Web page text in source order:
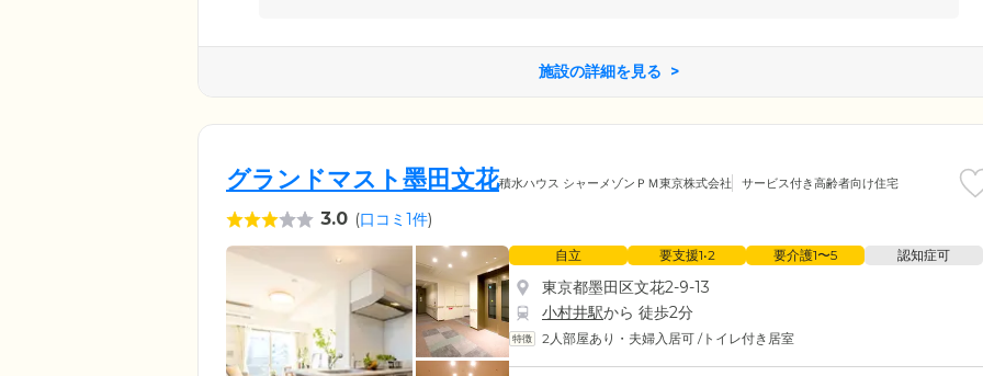
施設の詳細を見る
グランドマスト墨田文花積水ハウス シャーメゾンＰＭ東京株式会社 サービス付き高齢者向け住宅
3.0 (口コミ1件)
自立 要支援1•2 要介護1〜5 認知症可
東京都墨田区文花2-9-13
小村井駅から 徒歩2分
2人部屋あり・夫婦入居可 /トイレ付き居室